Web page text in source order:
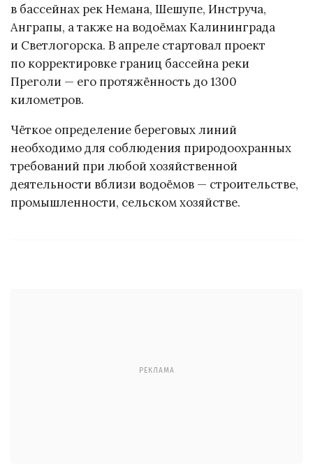
в бассейнах рек Немана, Шешупе, Инструча,
Анграпы, а также на водоёмах Калининграда
и Светлогорска. В апреле стартовал проект
по корректировке границ бассейна реки
Преголи — его протяжённость до 1300
километров.
Чёткое определение береговых линий
необходимо для соблюдения природоохранных
требований при любой хозяйственной
деятельности вблизи водоёмов — строительстве,
промышленности, сельском хозяйстве.
РЕКЛАМА